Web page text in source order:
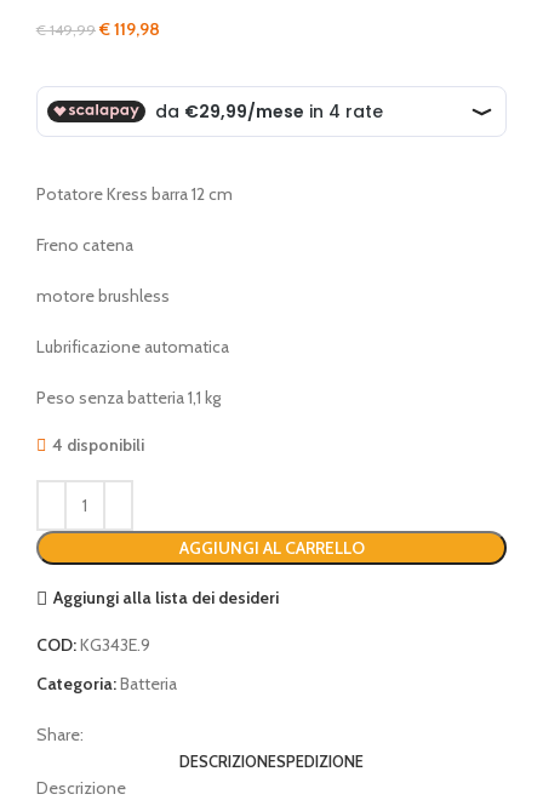
€149,99Il
era:
€ 149,99.
€119,98
è:
€ 119,98.
Potatore Kress barra 12 cm
Freno catena
motore brushless
Lubrificazione automatica
Peso senza batteria 1,1 kg
4 disponibili
AGGIUNGI AL CARRELLO
Aggiungi alla lista dei desideri
COD:KG343E.9
Categoria:Batteria
Share:
DESCRIZIONESPEDIZIONE
Descrizione